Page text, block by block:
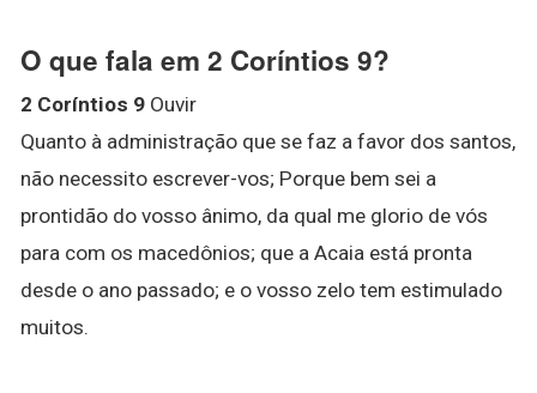
O que fala em 2 Coríntios 9?
2 Coríntios 9 Ouvir
Quanto à administração que se faz a favor dos santos,
não necessito escrever-vos; Porque bem sei a
prontidão do vosso ânimo, da qual me glorio de vós
para com os macedônios; que a Acaia está pronta
desde o ano passado; e o vosso zelo tem estimulado
muitos.